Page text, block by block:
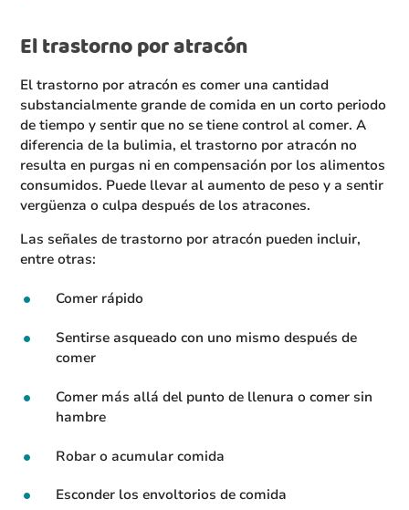
El trastorno por atracón
El trastorno por atracón es comer una cantidad
substancialmente grande de comida en un corto periodo
de tiempo y sentir que no se tiene control al comer. A
diferencia de la bulimia, el trastorno por atracón no
resulta en purgas ni en compensación por los alimentos
consumidos. Puede llevar al aumento de peso y a sentir
vergüenza o culpa después de los atracones.
Las señales de trastorno por atracón pueden incluir,
entre otras:
Comer rápido
Sentirse asqueado con uno mismo después de
comer
Comer más allá del punto de llenura o comer sin
hambre
Robar o acumular comida
Esconder los envoltorios de comida